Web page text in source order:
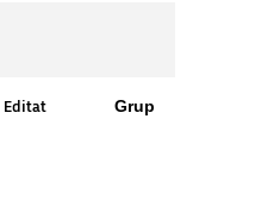
Editat Grup